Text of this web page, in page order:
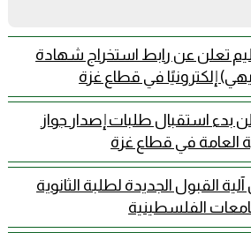
تعلن عن رابط استخراج شهادة
إلكترونيًا في قطاع غزة
بدء استقبال طلبات إصدار جواز
العامة في قطاع غزة
القبول الجديدة لطلبة الثانوية